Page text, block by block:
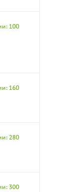
100
160
280
300